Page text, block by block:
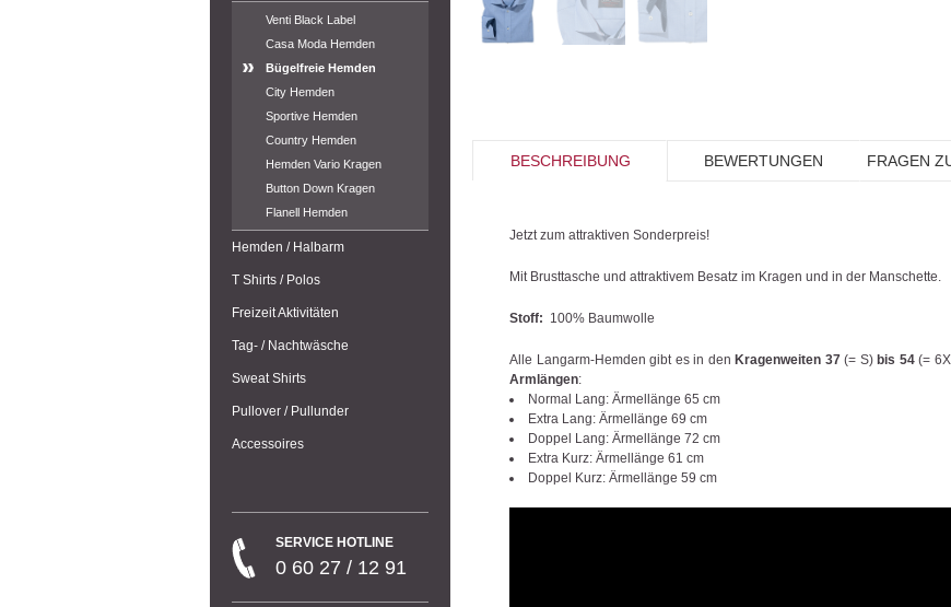
Venti Black Label
Casa Moda Hemden
Bügelfreie Hemden
City Hemden
Sportive Hemden
Country Hemden
Hemden Vario Kragen
Button Down Kragen
Flanell Hemden
Hemden / Halbarm
T Shirts / Polos
Freizeit Aktivitäten
Tag- / Nachtwäsche
Sweat Shirts
Pullover / Pullunder
Accessoires
SERVICE HOTLINE
0 60 27 / 12 91
BESCHREIBUNG BEWERTUNGEN FRAGEN
Jetzt zum attraktiven Sonderpreis!
Mit Brusttasche und attraktivem Besatz im Kragen und in der Manschette.
Stoff: 100% Baumwolle
Alle Langarm-Hemden gibt es in den Kragenweiten 37(= S)bis 54(=
Armlängen:
Normal Lang: Ärmellänge 65 cm
Extra Lang: Ärmellänge 69 cm
Doppel Lang: Ärmellänge 72 cm
Extra Kurz: Ärmellänge 61 cm
Doppel Kurz: Ärmellänge 59 cm